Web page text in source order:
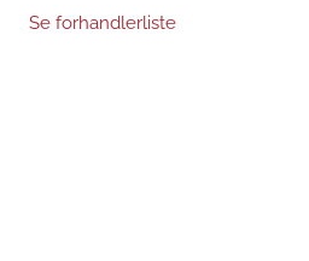
Se forhandlerliste